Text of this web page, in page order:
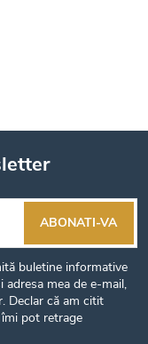
buletine informative
mea de e-mail,
Declar că am citit
pot retrage
ABONATI-VA